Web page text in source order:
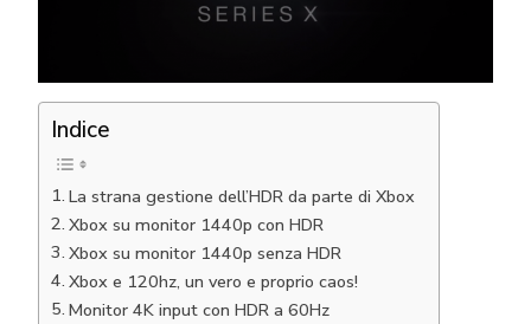
Indice
La strana gestione dell’HDR da parte di Xbox
Xbox su monitor 1440p con HDR
Xbox su monitor 1440p senza HDR
Xbox e 120hz, un vero e proprio caos!
Monitor 4K input con HDR a 60Hz